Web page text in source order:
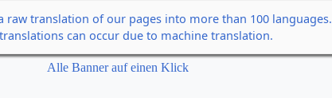
raw translation of our pages into more than 100 languages.
can occur due to machine translation.
Alle Banner auf einen Klick